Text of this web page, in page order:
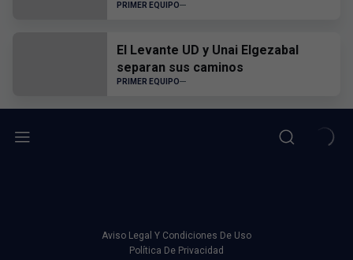
Edgar Alcañiz
PRIMER EQUIPO
El Levante UD y Unai Elgezabal
separan sus caminos
PRIMER EQUIPO
Aviso Legal Y Condiciones De Uso
Política De Privacidad